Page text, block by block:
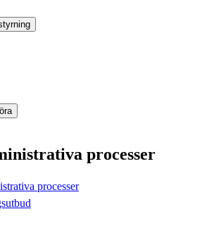
processer
processer